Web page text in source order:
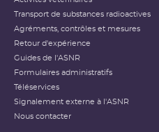
Transport de substances radioactives
Agréments, contrôles et mesures
Retour d'expérience
Guides de l'ASNR
Formulaires administratifs
Téléservices
Signalement externe à l'ASNR
Nous contacter